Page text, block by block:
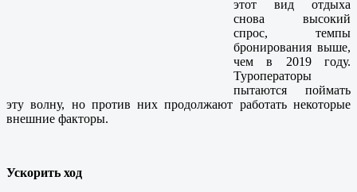
этот вид отдыха
снова высокий
спрос, темпы
бронирования выше,
чем в 2019 году.
Туроператоры
пытаются поймать
эту волну, но против них продолжают работать некоторые
внешние факторы.
Ускорить ход